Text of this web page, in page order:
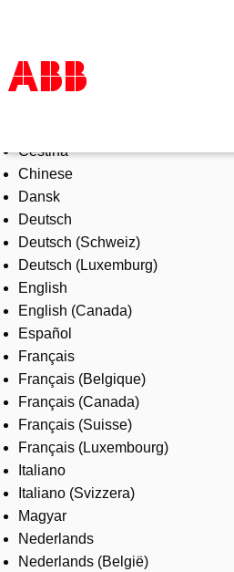
Products & Solutions
Industries
Services
About us
Where to buy
Contact us
Careers
Čeština
Chinese
Dansk
Deutsch
Deutsch (Schweiz)
Deutsch (Luxemburg)
English
English (Canada)
Español
Français
Français (Belgique)
Français (Canada)
Français (Suisse)
Français (Luxembourg)
Italiano
Italiano (Svizzera)
Magyar
Nederlands
Nederlands (België)